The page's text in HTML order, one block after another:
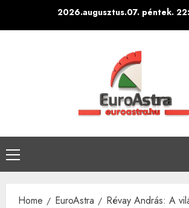
2026.augusztus.07. péntek.
Primary
Menu
Home EuroAstra Révay András: A